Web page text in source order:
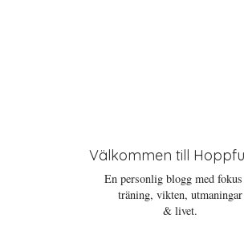
Välkommen till
En personlig blogg med fokus
träning, vikten, utmaningar
& livet.